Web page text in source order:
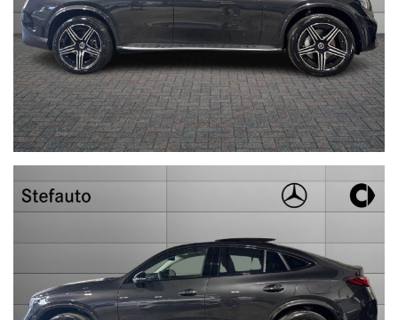
numero telefonico.
In caso di permuta, indica: marca, modello, colore, mese ed anno
di immatricolazione, chilometri, accessori principali, cambio,
KW/CV e stato della vettura (meglio se con foto allegate).
Con queste informazioni potremo risponderti più velocemente.
N.B: Qualora fossero presenti imprecisioni causate dalla non
uniformità dei dati
pubblicati dai diversi portali, Vi invitiamo a verificare le
caratteristiche dello specifico veicolo.
Stefauto S.p.a. declina ogni responsabilità per eventuali
involontarie incongruenze che non rappresentano in alcun modo
un impegno contrattuale.
STEFAUTO S.P.A.BOLOGNA
VIALE BERTI - PICHAT, 10 - 40127 BOLOGNA